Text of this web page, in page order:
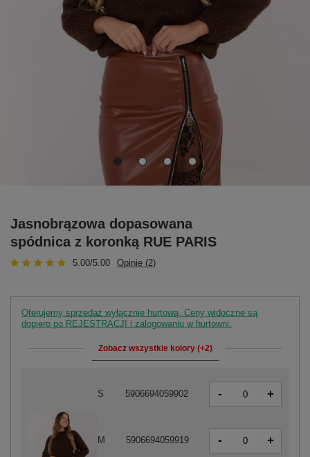
Jasnobrązowa dopasowana
spódnica z koronką RUE PARIS
5.00/5.00 Opinie (2)
Oferujemy sprzedaż wyłącznie hurtową. Ceny widoczne są
dopiero po REJESTRACJI i zalogowaniu w hurtowni.
Zobacz wszystkie kolory (+2)
S 5906694059902 - +
M 5906694059919 - +